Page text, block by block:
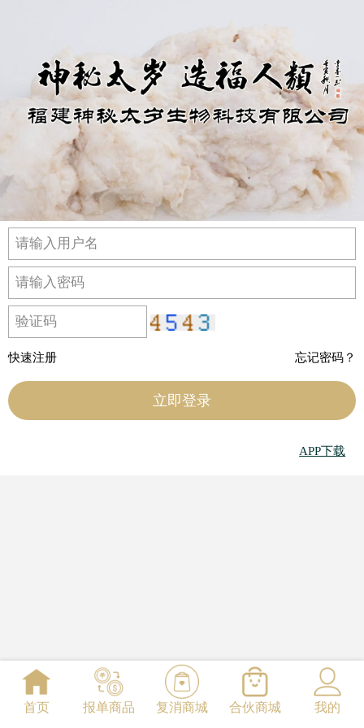
快速注册 忘记密码？
APP下载
首页 报单商品 复消商城 合伙商城 我的